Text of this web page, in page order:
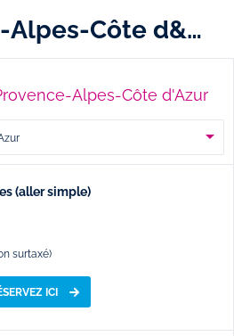
Provence-Alpes-Côte d&#039;Azur
Alpes-Côte d'Azur
(aller simple)
surtaxé)
ICI